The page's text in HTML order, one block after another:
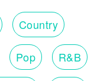
Country
Pop R&B